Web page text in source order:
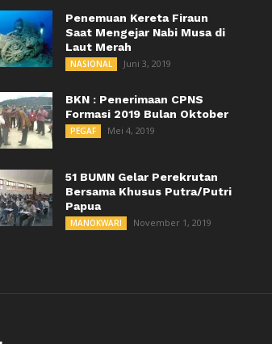
Penemuan Kereta Firaun
Saat Mengejar Nabi Musa di
Laut Merah
NASIONAL Juni 3, 2019
BKN : Penerimaan CPNS
Formasi 2019 Bulan Oktober
PEGAF Mei 4, 2019
51 BUMN Gelar Perekrutan
Bersama Khusus Putra/Putri
Papua
MANOKWARI November 1, 2019